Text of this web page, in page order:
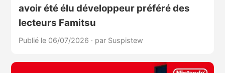
avoir été élu développeur préféré des
lecteurs Famitsu
Publié le 06/07/2026 · par Suspistew